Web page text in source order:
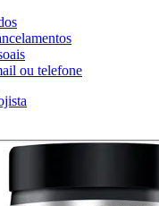
ou telefone